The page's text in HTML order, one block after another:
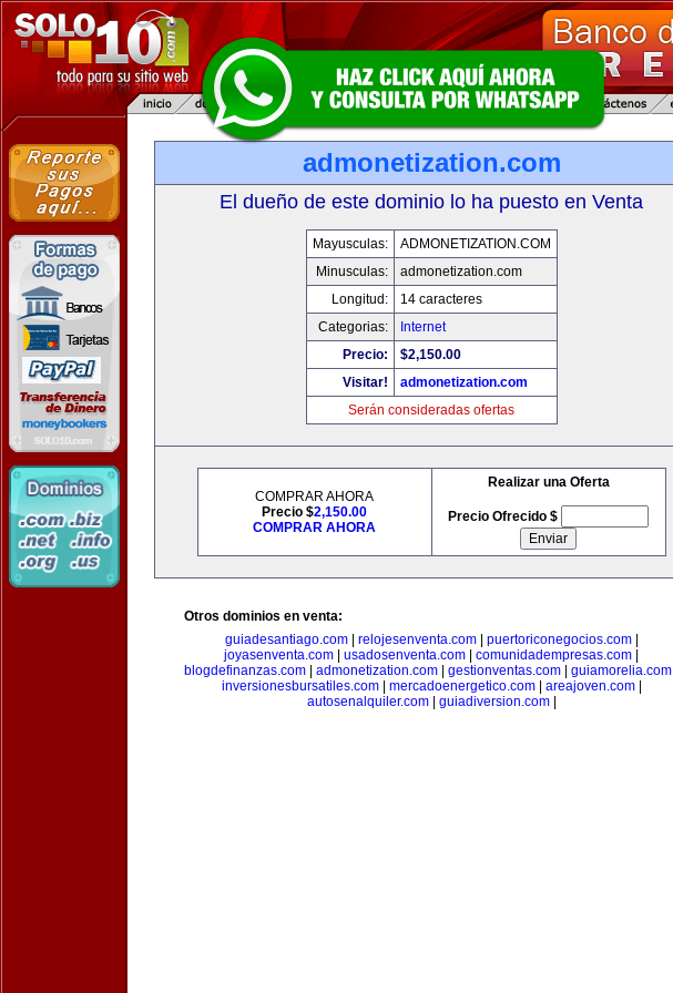
admonetization.com
El dueño de este dominio lo ha puesto en Venta
Mayusculas:
ADMONETIZATION.COM
Minusculas:
admonetization.com
Longitud:
14 caracteres
Categorias:
Internet
Precio:
$2,150.00
Visitar!
admonetization.com
Serán consideradas ofertas
COMPRAR AHORA
Precio $2,150.00
COMPRAR AHORA
Realizar una Oferta
Precio Ofrecido $
Otros dominios en venta:
guiadesantiago.com| relojesenventa.com| puertoriconegocios.com|
joyasenventa.com
usadosenventa.com comunidadempresas.com
blogdefinanzas.com
admonetization.com gestionventas.com guiamorelia.com
inversionesbursatiles.com| mercadoenergetico.com| areajoven.com|
autosenalquiler.com| guiadiversion.com|